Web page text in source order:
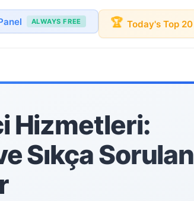
ALWAYS FREE 🏆 Today's Top 20
Hizmetleri:
Sıkça Sorulan